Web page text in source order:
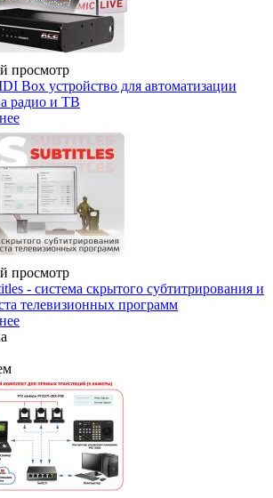
просмотр
Box устройство для автоматизации
радио и ТВ
просмотр
- система скрытого субтитрирования и
телевизионных программ